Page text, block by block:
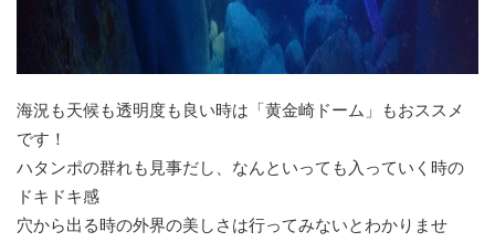
海況も天候も透明度も良い時は「黄金崎ドーム」もおススメ
です！
ハタンポの群れも見事だし、なんといっても入っていく時の
ドキドキ感
穴から出る時の外界の美しさは行ってみないとわかりませ